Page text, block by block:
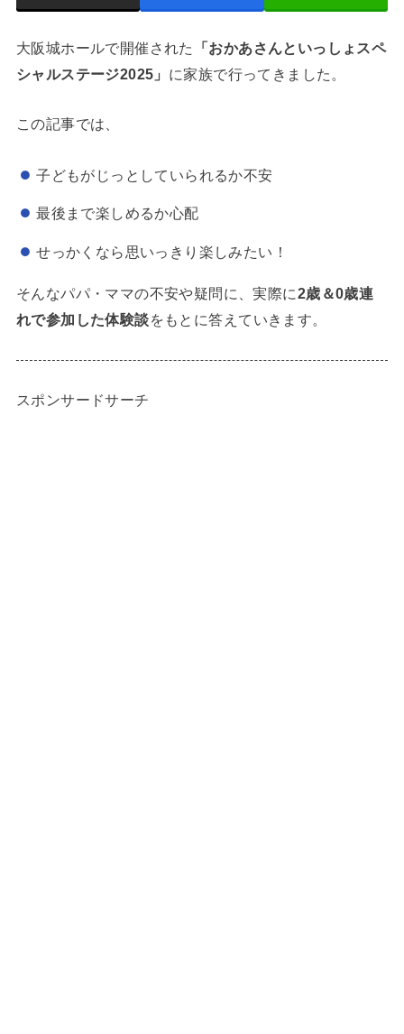
大阪城ホールで開催された
「おかあさんといっしょスペ
シャルステージ2025」 に家族で行ってきました。
この記事では、
子どもがじっとしていられるか不安
最後まで楽しめるか心配
せっかくなら思いっきり楽しみたい！
そんなパパ・ママの不安や疑問に、実際に2歳＆0歳連
れで参加した体験談をもとに答えていきます。
スポンサードサーチ